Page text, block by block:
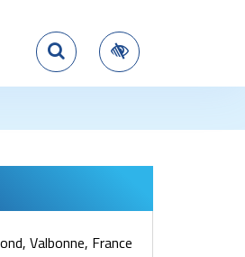
RechercherAccessibilité
Valbonne, France